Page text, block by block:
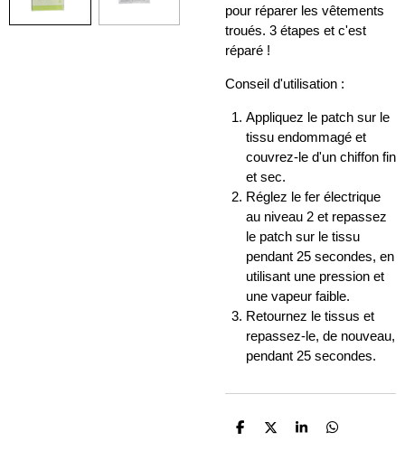
pour réparer les vêtements
troués. 3 étapes et c'est
réparé !
Conseil d'utilisation :
Appliquez le patch sur le
tissu endommagé et
couvrez-le d'un chiffon fin
et sec.
Réglez le fer électrique
au niveau 2 et repassez
le patch sur le tissu
pendant 25 secondes, en
utilisant une pression et
une vapeur faible.
Retournez le tissus et
repassez-le, de nouveau,
pendant 25 secondes.
P
P
P
P